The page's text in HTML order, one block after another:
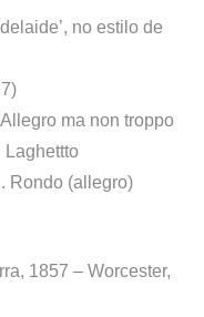
no estilo de
ma non troppo
Laghettto
Rondo (allegro)
1857 – Worcester,